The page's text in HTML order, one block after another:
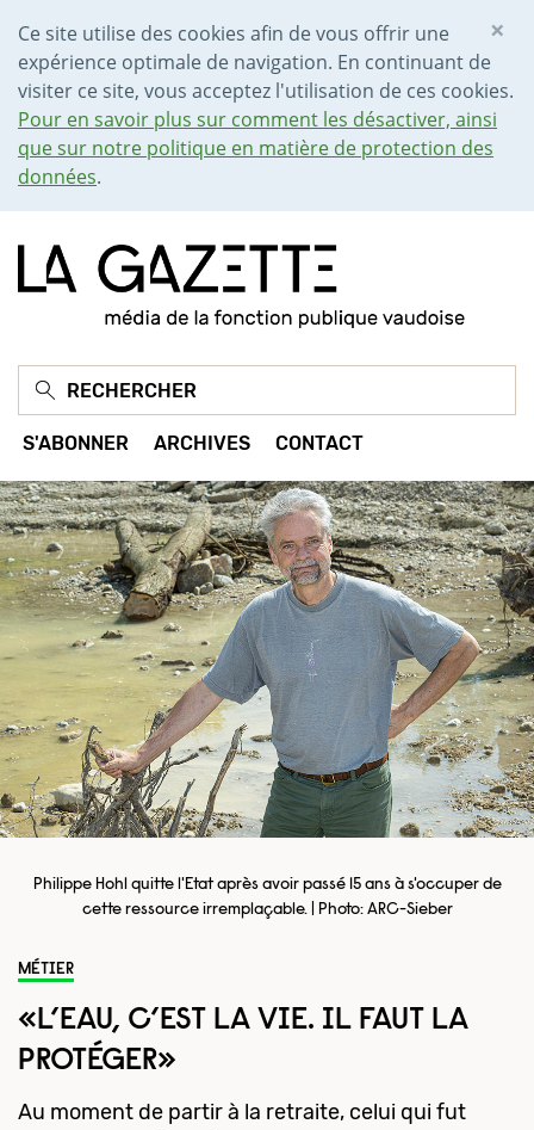
Ce site utilise des cookies afin de vous offrir une
expérience optimale de navigation. En continuant de
visiter ce site, vous acceptez l'utilisation de ces cookies.
Pour en savoir plus sur comment les désactiver, ainsi
que sur notre politique en matière de protection des
données.
×
S'ABONNER ARCHIVES CONTACT
Philippe Hohl quitte l'Etat après avoir passé 15 ans à s'occuper de
cette ressource irremplaçable. | Photo: ARC-Sieber
MÉTIER
«L’EAU, C’EST LA VIE. IL FAUT LA
PROTÉGER»
Au moment de partir à la retraite, celui qui fut